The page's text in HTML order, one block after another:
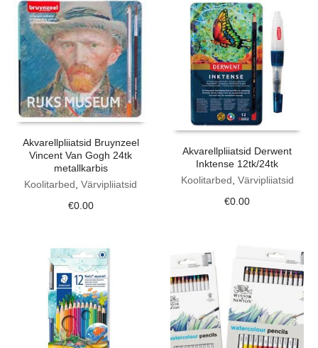
Akvarellpliiatsid Bruynzeel
Vincent Van Gogh 24tk
metallkarbis
Koolitarbed ,Värvipliiatsid
€0.00
Akvarellpliiatsid Derwent
Inktense 12tk/24tk
Koolitarbed Värvipliiatsid
€0.00